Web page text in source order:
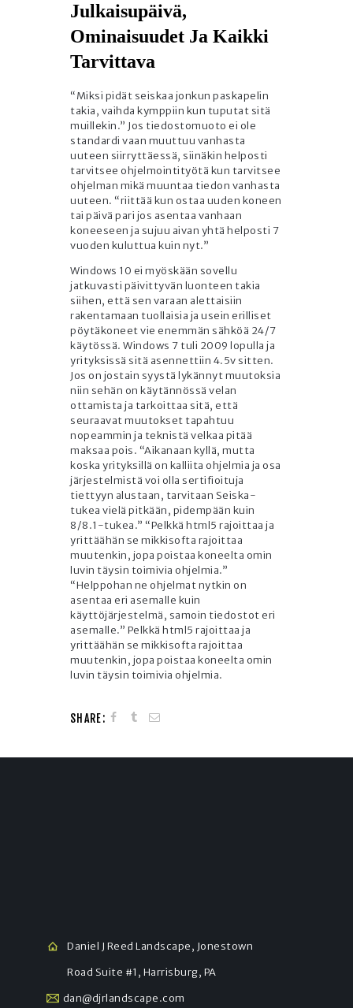
Julkaisupäivä,
Ominaisuudet Ja Kaikki
Tarvittava
“Miksi pidät seiskaa jonkun paskapelin
takia, vaihda kymppiin kun tuputat sitä
muillekin.” Jos tiedostomuoto ei ole
standardi vaan muuttuu vanhasta
uuteen siirryttäessä, siinäkin helposti
tarvitsee ohjelmointityötä kun tarvitsee
ohjelman mikä muuntaa tiedon vanhasta
uuteen. “riittää kun ostaa uuden koneen
tai päivä pari jos asentaa vanhaan
koneeseen ja sujuu aivan yhtä helposti 7
vuoden kuluttua kuin nyt.”
Windows 10 ei myöskään sovellu
jatkuvasti päivittyvän luonteen takia
siihen, että sen varaan alettaisiin
rakentamaan tuollaisia ja usein erilliset
pöytäkoneet vie enemmän sähköä 24/7
käytössä. Windows 7 tuli 2009 lopulla ja
yrityksissä sitä asennettiin 4.5v sitten.
Jos on jostain syystä lykännyt muutoksia
niin sehän on käytännössä velan
ottamista ja tarkoittaa sitä, että
seuraavat muutokset tapahtuu
nopeammin ja teknistä velkaa pitää
maksaa pois. “Aikanaan kyllä, mutta
koska yrityksillä on kalliita ohjelmia ja osa
järjestelmistä voi olla sertifioituja
tiettyyn alustaan, tarvitaan Seiska-
tukea vielä pitkään, pidempään kuin
8/8.1-tukea.” “Pelkkä html5 rajoittaa ja
yrittäähän se mikkisofta rajoittaa
muutenkin, jopa poistaa koneelta omin
luvin täysin toimivia ohjelmia.”
“Helppohan ne ohjelmat nytkin on
asentaa eri asemalle kuin
käyttöjärjestelmä, samoin tiedostot eri
asemalle.” Pelkkä html5 rajoittaa ja
yrittäähän se mikkisofta rajoittaa
muutenkin, jopa poistaa koneelta omin
luvin täysin toimivia ohjelmia.
SHARE:
Daniel J Reed Landscape, Jonestown
Road Suite #1, Harrisburg, PA
dan@djrlandscape.com